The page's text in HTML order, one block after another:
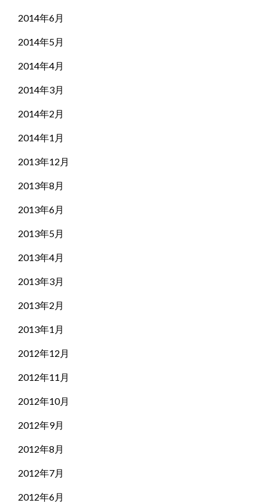
2014年6月
2014年5月
2014年4月
2014年3月
2014年2月
2014年1月
2013年12月
2013年8月
2013年6月
2013年5月
2013年4月
2013年3月
2013年2月
2013年1月
2012年12月
2012年11月
2012年10月
2012年9月
2012年8月
2012年7月
2012年6月